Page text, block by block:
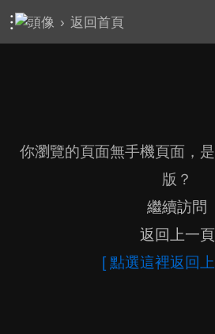
› 返回首頁
你瀏覽的頁面無手機頁面，
版？
繼續訪問
返回上一頁
[ 點選這裡返回